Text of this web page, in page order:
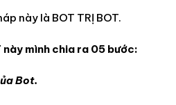
này là BOT TRỊ BOT.
này mình chia ra 05 bước:
Bot.